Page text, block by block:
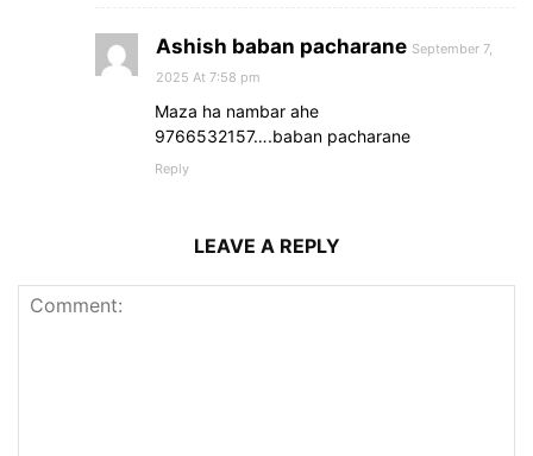
Ashish baban pacharane September 7,
2025 At 7:58 pm
Maza ha nambar ahe
9766532157….baban pacharane
Reply
LEAVE A REPLY